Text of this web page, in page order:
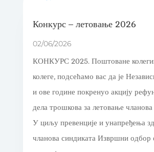
Конкурс – летовање 2026
02/06/2026
КОНКУРС 2025. Поштоване
колеге, подсећамо вас да је
и ове године покренуо акцију
дела трошкова за летовање
У циљу превенције и унапређења
чланова синдиката Извршни одбор